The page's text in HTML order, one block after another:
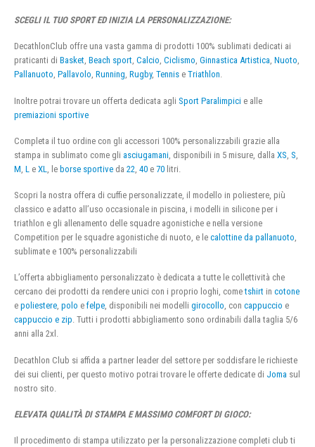
SCEGLI IL TUO SPORT ED INIZIA LA PERSONALIZZAZIONE:
DecathlonClub offre una vasta gamma di prodotti 100% sublimati dedicati ai
praticanti di Basket, Beach sport, Calcio, Ciclismo, Ginnastica Artistica, Nuoto,
Pallanuoto, Pallavolo, Running, Rugby, Tennis e Triathlon.
Inoltre potrai trovare un offerta dedicata agli Sport Paralimpici e alle
premiazioni sportive
Completa il tuo ordine con gli accessori 100% personalizzabili grazie alla
stampa in sublimato come gli asciugamani , disponibili in 5 misure, dalla XS S
M L e XL , le borse sportive da 22 40 e 70 litri.
Scopri la nostra offera di cuffie personalizzate, il modello in poliestere, più
classico e adatto all’uso occasionale in piscina, i modelli in silicone per i
triathlon e gli allenamento delle squadre agonistiche e nella versione
Competition per le squadre agonistiche di nuoto, e le calottine da pallanuoto,
sublimate e 100% personalizzabili
L’offerta abbigliamento personalizzato è dedicata a tutte le collettività che
cercano dei prodotti da rendere unici con i proprio loghi, cometshirt in cotone
e poliestere, polo e felpe, disponibili nei modelli girocollo, con cappuccio e
cappuccio e zip. Tutti i prodotti abbigliamento sono ordinabili dalla taglia 5/6
anni alla 2xl.
Decathlon Club si affida a partner leader del settore per soddisfare le richieste
dei sui clienti, per questo motivo potrai trovare le offerte dedicate di Joma sul
nostro sito.
ELEVATA QUALITÀ DI STAMPA E MASSIMO COMFORT DI GIOCO:
Il procedimento di stampa utilizzato per la personalizzazione completi club ti